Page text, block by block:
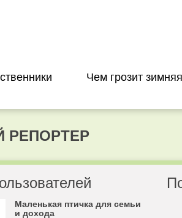
Чем грозит
РЕПОРТЕР
Маленькая птичка для семьи
и дохода